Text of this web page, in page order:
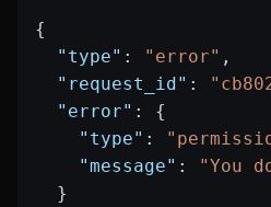
{
  "type"
: "error" ,
  "request_id"
:
  "error"
: {
    "type"
:
    "message"
:
"You
  }